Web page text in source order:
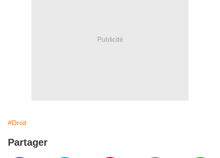
Publicité
#Droit
Partager